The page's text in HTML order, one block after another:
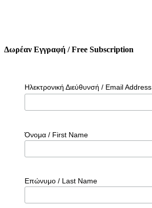
Δωρέαν Εγγραφή / Free Subscription
Ηλεκτρονική Διεύθυνσή / Email Address
Όνομα / First Name
Επώνυμο / Last Name